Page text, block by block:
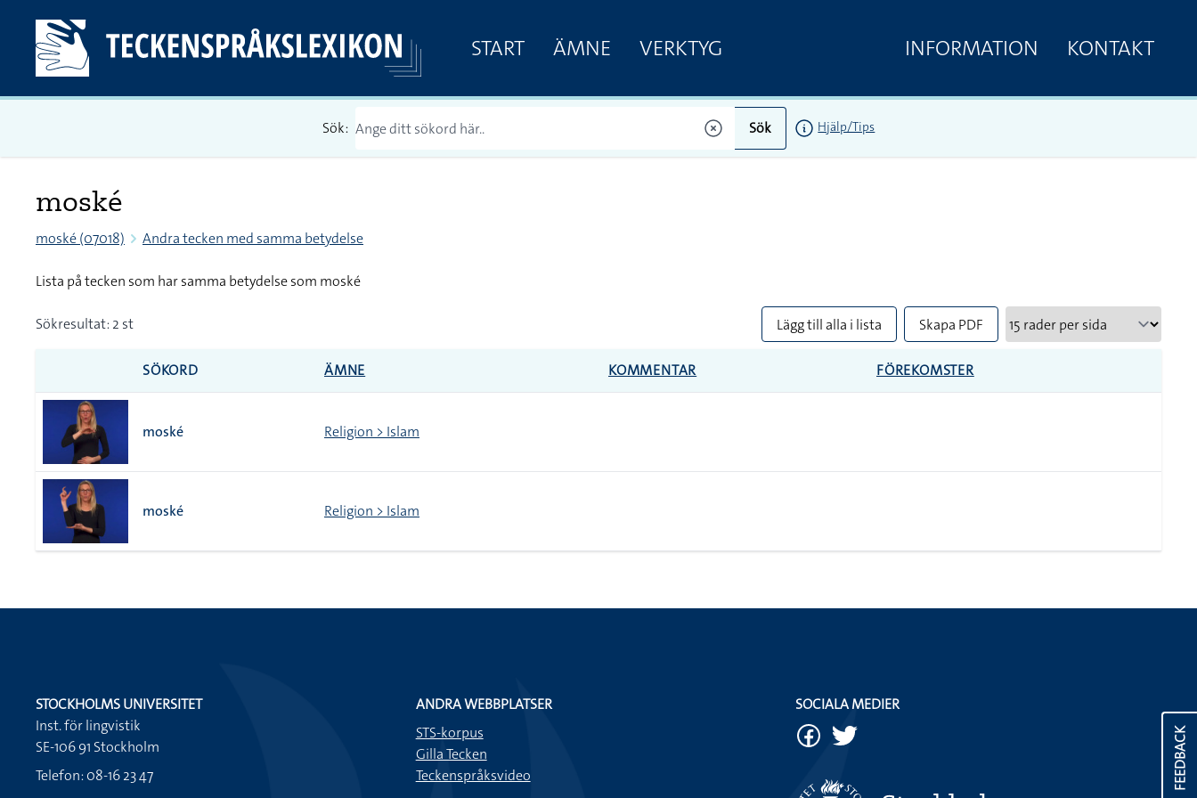
START ÄMNE VERKTYG INFORMATION KONTAKT
Sök: Sök Hjälp/Tips
moské
moské (07018) Andra tecken med samma betydelse
Lista på tecken som har samma betydelse som moské
Sökresultat: 2 st Lägg till alla i lista Skapa PDF
SÖKORD ÄMNE KOMMENTAR FÖREKOMSTER
moské Religion > Islam
moské Religion > Islam
FEEDBACK
STOCKHOLMS UNIVERSITET
Inst. för lingvistik
SE-106 91 Stockholm
Telefon: 08-16 23 47
ANDRA WEBBPLATSER
STS-korpus
Gilla Tecken
Teckenspråksvideo
SOCIALA MEDIER